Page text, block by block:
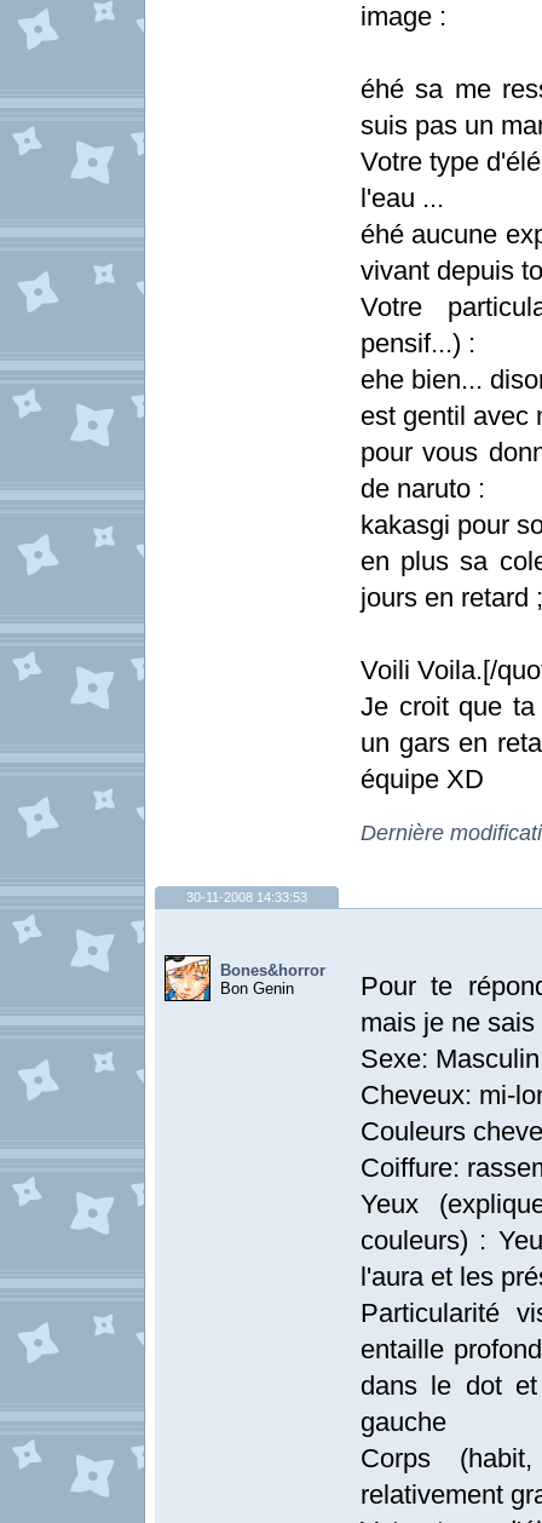
image :
éhé sa me
suis pas un
Votre type
l'eau ...
éhé aucune
vivant depuis
Votre
pensif...) :
ehe bien...
est gentil avec
pour vous
de naruto :
kakasgi pour
en plus sa
jours en retard
Voili Voila.[/
Je croit que
un gars en
équipe XD
Dernière
30-11-2008 14:33:53
Bones&horror
Bon Genin
Pour te
mais je ne
Sexe: Masculin
Cheveux: mi-
Couleurs
Coiffure:
Yeux
couleurs) :
l'aura et les
Particularité
entaille
dans le dot
gauche
Corps
relativement